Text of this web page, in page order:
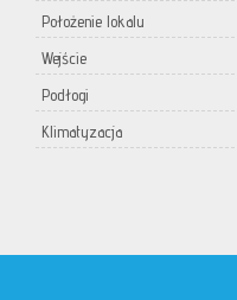
Położenie lokalu
Wejście
Podłogi
Klimatyzacja